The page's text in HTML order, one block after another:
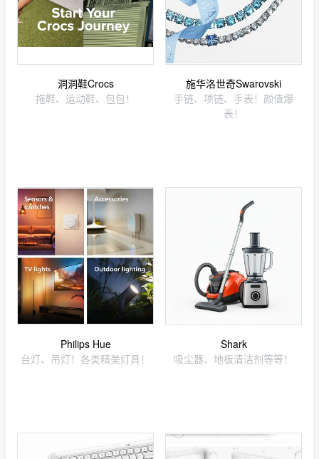
洞洞鞋Crocs
拖鞋、运动鞋、包包！
施华洛世奇Swarovski
手链、项链、手表！颜值爆
表！
Philips Hue
台灯、吊灯！各类精美灯具！
Shark
吸尘器、地板清洁剂等等！